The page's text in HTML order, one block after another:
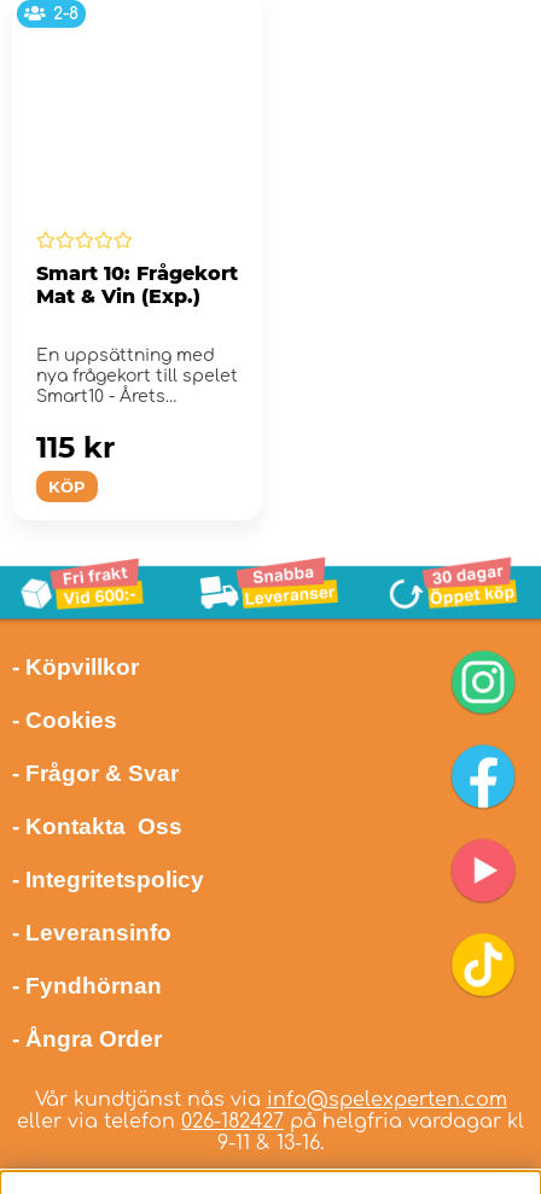
2-8
Smart 10: Frågekort
Mat & Vin (Exp.)
En uppsättning med
nya frågekort till spelet
Smart10 - Årets
KÖP
115 kr
- Köpvillkor
- Cookies
- Frågor & Svar
- Kontakta Oss
- Integritetspolicy
- Leveransinfo
- Fyndhörnan
- Ångra Order
Vår kundtjänst nås via info@spelexperten.com
eller via telefon 026-182427 på helgfria vardagar kl
9-11 & 13-16.